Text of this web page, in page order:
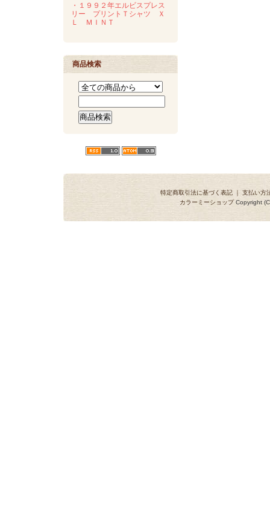
・１９９２年エルビスプレス
リー プリントＴシャツ Ｘ
Ｌ ＭＩＮＴ
商品検索
特定商取引法に基づく表記 ｜ 支払い方
カラーミーショップCopyright